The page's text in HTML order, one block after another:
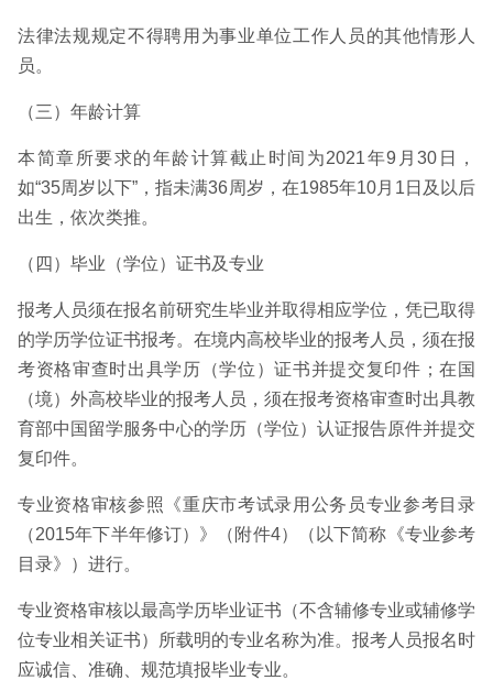
法律法规规定不得聘用为事业单位工作人员的其他情形人
员。
（三）年龄计算
本简章所要求的年龄计算截止时间为2021年9月30日，
如“35周岁以下”，指未满36周岁，在1985年10月1日及以后
出生，依次类推。
（四）毕业（学位）证书及专业
报考人员须在报名前研究生毕业并取得相应学位，凭已取得
的学历学位证书报考。在境内高校毕业的报考人员，须在报
考资格审查时出具学历（学位）证书并提交复印件；在国
（境）外高校毕业的报考人员，须在报考资格审查时出具教
育部中国留学服务中心的学历（学位）认证报告原件并提交
复印件。
专业资格审核参照《重庆市考试录用公务员专业参考目录
（2015年下半年修订）》（附件4）（以下简称《专业参考
目录》）进行。
专业资格审核以最高学历毕业证书（不含辅修专业或辅修学
位专业相关证书）所载明的专业名称为准。报考人员报名时
应诚信、准确、规范填报毕业专业。